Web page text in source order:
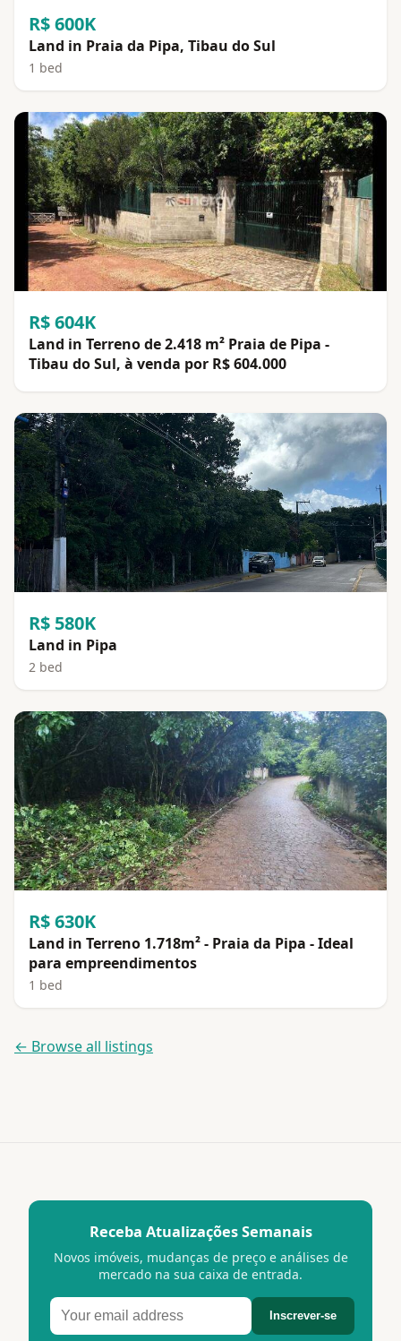
R$ 600K
Land in Praia da Pipa, Tibau do Sul
1 bed
R$ 604K
Land in Terreno de 2.418 m² Praia de Pipa -
Tibau do Sul, à venda por R$ 604.000
R$ 580K
Land in Pipa
2 bed
R$ 630K
Land in Terreno 1.718m² - Praia da Pipa - Ideal
para empreendimentos
1 bed
← Browse all listings
Receba Atualizações Semanais
Novos imóveis, mudanças de preço e análises de
mercado na sua caixa de entrada.
Inscrever-se